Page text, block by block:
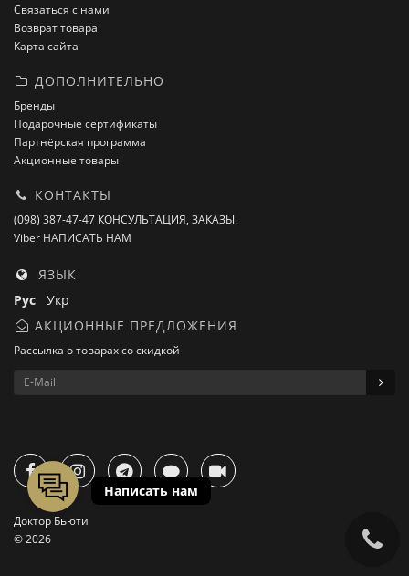
Связаться с нами
Возврат товара
Карта сайта
ДОПОЛНИТЕЛЬНО
Бренды
Подарочные сертификаты
Партнёрская программа
Акционные товары
КОНТАКТЫ
(098) 387-47-47 КОНСУЛЬТАЦИЯ, ЗАКАЗЫ.
Viber НАПИСАТЬ НАМ
ЯЗЫК
Рус Укр
АКЦИОННЫЕ ПРЕДЛОЖЕНИЯ
Рассылка о товарах со скидкой
Доктор Бьюти
© 2026